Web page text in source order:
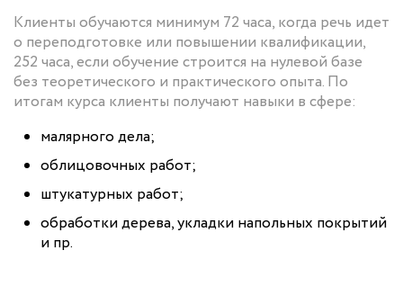
Клиенты обучаются минимум 72 часа, когда речь идет
о переподготовке или повышении квалификации,
252 часа, если обучение строится на нулевой базе
без теоретического и практического опыта. По
итогам курса клиенты получают навыки в сфере:
малярного дела;
облицовочных работ;
штукатурных работ;
обработки дерева, укладки напольных покрытий
и пр.